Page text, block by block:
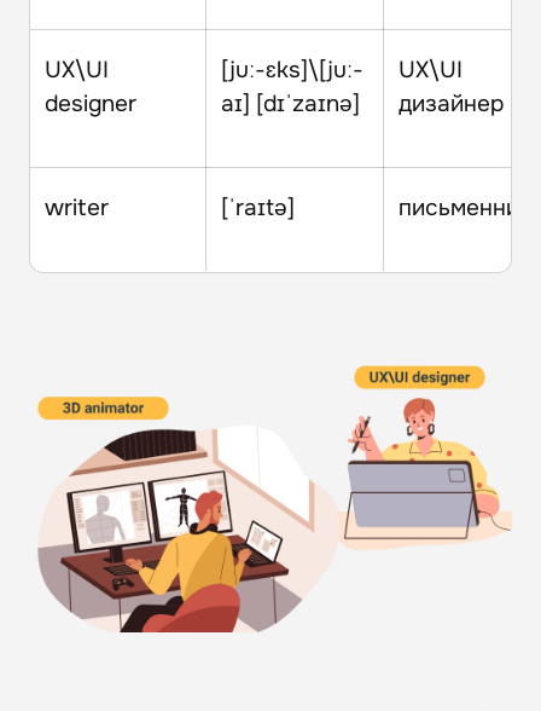
UX\UI
designer
[juː-ɛks]\[juː-
aɪ] [dɪˈzaɪnə]
UX\UI
дизайнер
writer [ˈraɪtə] письменник